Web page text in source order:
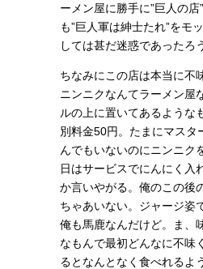
ーメン屋に勝手に”巨人の
も”巨人軍は紳士たれ”をモ
しては甚だ迷惑であったろ
ちなみにこの店は本当に不
ニンニクなんてラーメン屋
ルの上に置いてあるような
別料金50円。たまにマスタ
んでもいないのにニンニク
日はサービスでにんにく入
か言いやがる。俺のこの後
ちゃあいない。ジャージ姿
俺も馬鹿なんだけど。ま、
なもんで最初どんなに不味
るとなんとなく食べれるよ